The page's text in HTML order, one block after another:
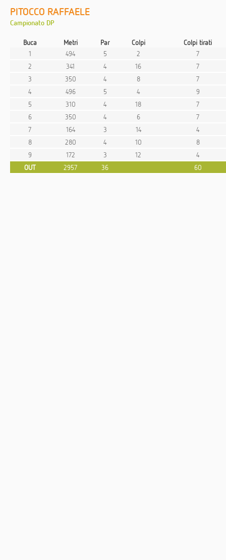
PITOCCO RAFFAELE
Campionato DP
Buca Metri Par Colpi
Colpi tirati
1
494 5 2
7
2
341 4 16
7
3
350 4 8
7
4
496 5 4
9
5
310 4 18
7
6
350 4 6
7
7
164 3 14
4
8
280 4 10
8
9
172 3 12
4
OUT
2957 36 60